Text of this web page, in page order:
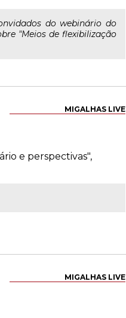
do webinário do
"Meios de flexibilização
MIGALHAS LIVE
e perspectivas",
MIGALHAS LIVE